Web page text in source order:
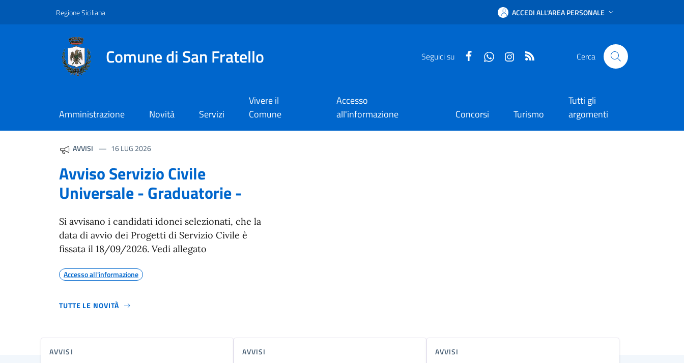
Regione Siciliana ACCEDI ALL'AREA PERSONALE
Comune di San Fratello Seguici su FacebookWhatsAppInstagram Cerca
Amministrazione Novità Servizi
Vivere il
Comune
Accesso
all'informazione
Concorsi Turismo
Tutti gli
argomenti
Comune di San Fratello
Contenuti in evidenza
AVVISI 16 LUG 2026
Avviso Servizio Civile
Universale - Graduatorie -
Si avvisano i candidati idonei selezionati, che la
data di avvio dei Progetti di Servizio Civile è
fissata il 18/09/2026. Vedi allegato
Accesso all'informazione
TUTTE LE NOVITÀ
AVVISI AVVISI AVVISI